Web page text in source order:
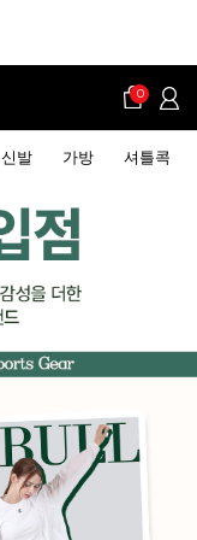
0
신발 가방 셔틀콕